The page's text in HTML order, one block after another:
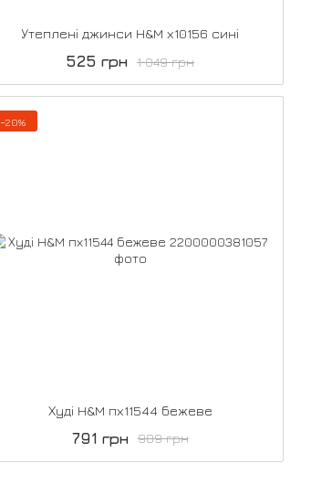
Утеплені джинси H&M х10156 сині
1 049 грн
525 грн
−20%
Худі H&M пх11544 бежеве
989 грн
791 грн